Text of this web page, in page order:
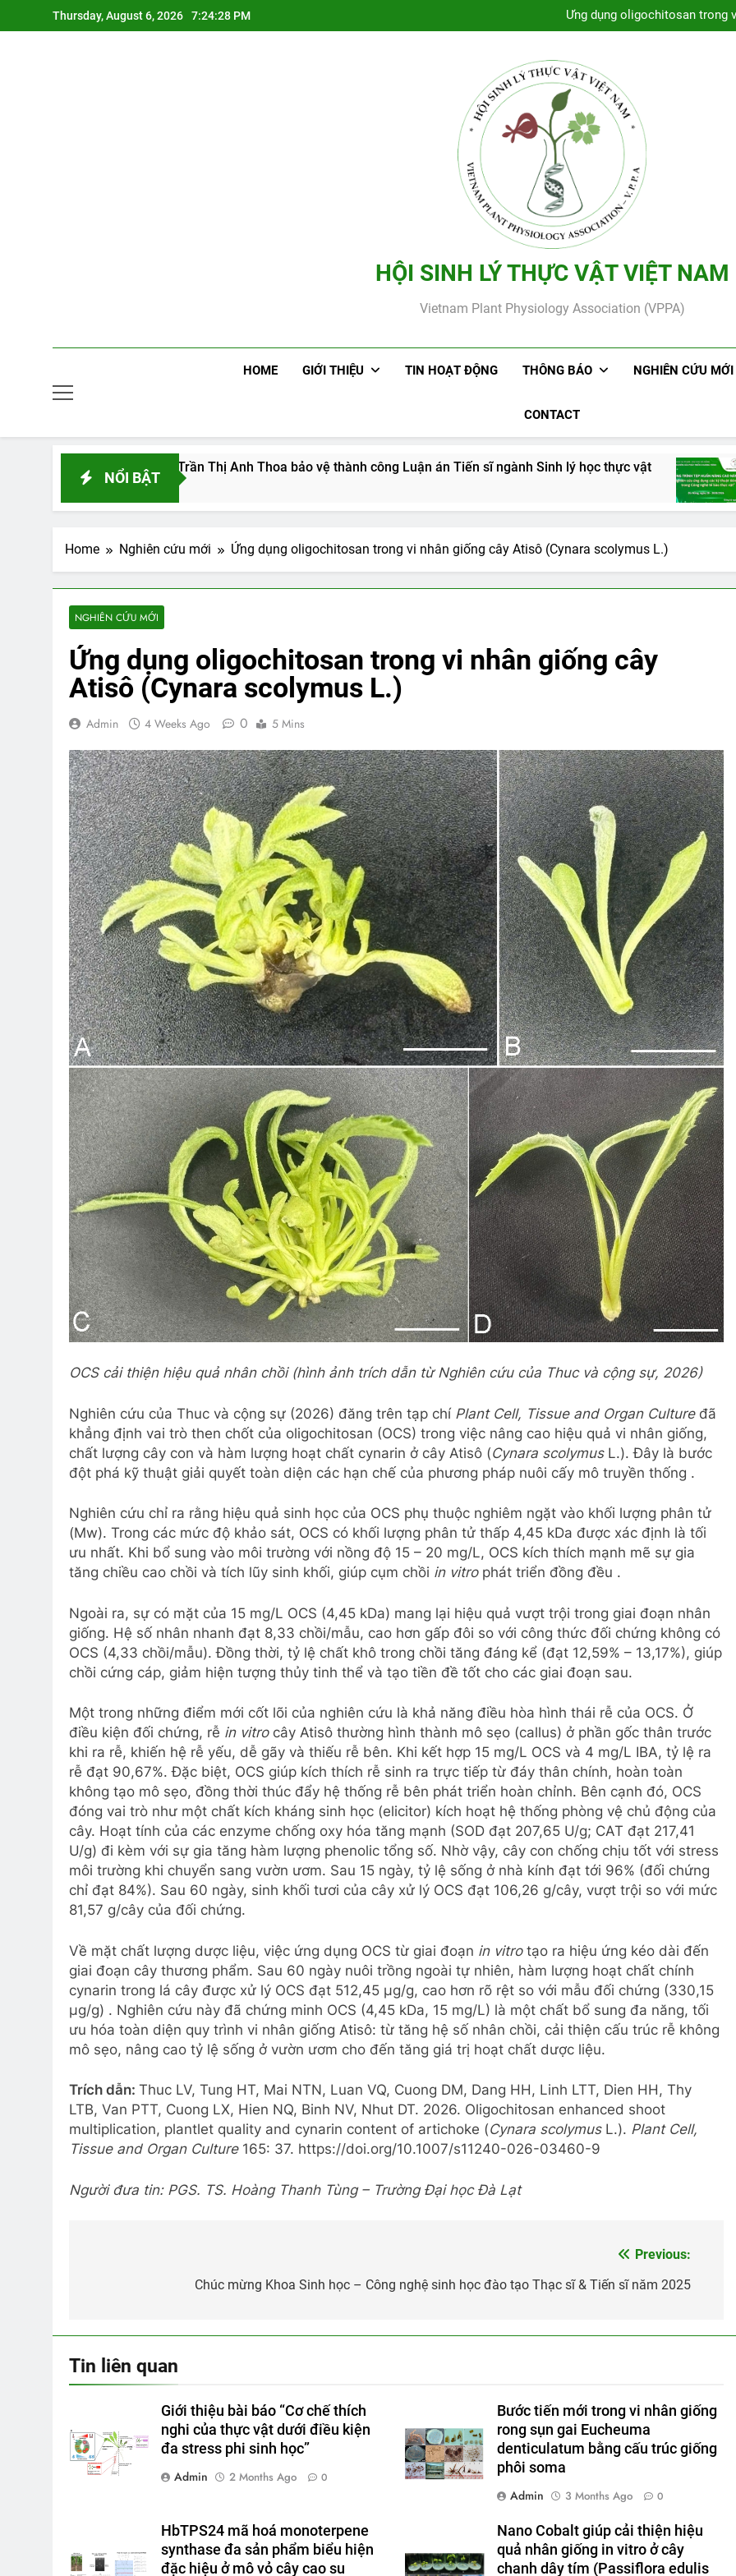
to
Thursday, August 6, 2026 7:24:29 PM
Ứng dụng oligochitosan trong
Chúc mừng Khoa Sinh học –
Thông báo lớp tập huấn
Ứng dụng oligochitosan trong
Chúc mừng Khoa Sinh học –
Chúc mừng NCS Trần
Thông báo lớp tập huấn
HỘI SINH LÝ THỰC VẬT VIỆT NAM
Vietnam Plant Physiology Association (VPPA)
HOME GIỚI THIỆU TIN HOẠT ĐỘNG THÔNG BÁO NGHIÊN CỨU MỚI
CONTACT
NỔI BẬT
mừng NCS Trần Thị Anh Thoa bảo vệ thành công Luận án Tiến sĩ ngành Sinh lý học thực vật Thông
2 Months Ago
Home Nghiên cứu mới Ứng dụng oligochitosan trong vi nhân giống cây Atisô (Cynara scolymus L.)
NGHIÊN CỨU MỚI
Ứng dụng oligochitosan trong vi nhân giống cây
Atisô (Cynara scolymus L.)
Admin 4 Weeks Ago 0 5 Mins
OCS cải thiện hiệu quả nhân chồi (hình ảnh trích dẫn từ Nghiên cứu của Thuc và cộng sự, 2026)
Nghiên cứu của Thuc và cộng sự (2026) đăng trên tạp chí Plant Cell, Tissue and Organ Cultuređã
khẳng định vai trò then chốt của oligochitosan (OCS) trong việc nâng cao hiệu quả vi nhân giống,
chất lượng cây con và hàm lượng hoạt chất cynarin ở cây Atisô (Cynara scolymusL.). Đây là bước
đột phá kỹ thuật giải quyết toàn diện các hạn chế của phương pháp nuôi cấy mô truyền thống .
Nghiên cứu chỉ ra rằng hiệu quả sinh học của OCS phụ thuộc nghiêm ngặt vào khối lượng phân tử
(Mw). Trong các mức độ khảo sát, OCS có khối lượng phân tử thấp 4,45 kDa được xác định là tối
ưu nhất. Khi bổ sung vào môi trường với nồng độ 15 – 20 mg/L, OCS kích thích mạnh mẽ sự gia
tăng chiều cao chồi và tích lũy sinh khối, giúp cụm chồi in vitrophát triển đồng đều .
Ngoài ra, sự có mặt của 15 mg/L OCS (4,45 kDa) mang lại hiệu quả vượt trội trong giai đoạn nhân
giống. Hệ số nhân nhanh đạt 8,33 chồi/mẫu, cao hơn gấp đôi so với công thức đối chứng không có
OCS (4,33 chồi/mẫu). Đồng thời, tỷ lệ chất khô trong chồi tăng đáng kể (đạt 12,59% – 13,17%), giúp
chồi cứng cáp, giảm hiện tượng thủy tinh thể và tạo tiền đề tốt cho các giai đoạn sau.
Một trong những điểm mới cốt lõi của nghiên cứu là khả năng điều hòa hình thái rễ của OCS. Ở
điều kiện đối chứng, rễ in vitrocây Atisô thường hình thành mô sẹo (callus) ở phần gốc thân trước
khi ra rễ, khiến hệ rễ yếu, dễ gãy và thiếu rễ bên. Khi kết hợp 15 mg/L OCS và 4 mg/L IBA, tỷ lệ ra
rễ đạt 90,67%. Đặc biệt, OCS giúp kích thích rễ sinh ra trực tiếp từ đáy thân chính, hoàn toàn
không tạo mô sẹo, đồng thời thúc đẩy hệ thống rễ bên phát triển hoàn chỉnh. Bên cạnh đó, OCS
đóng vai trò như một chất kích kháng sinh học (elicitor) kích hoạt hệ thống phòng vệ chủ động của
cây. Hoạt tính của các enzyme chống oxy hóa tăng mạnh (SOD đạt 207,65 U/g; CAT đạt 217,41
U/g) đi kèm với sự gia tăng hàm lượng phenolic tổng số. Nhờ vậy, cây con chống chịu tốt với stress
môi trường khi chuyển sang vườn ươm. Sau 15 ngày, tỷ lệ sống ở nhà kính đạt tới 96% (đối chứng
chỉ đạt 84%). Sau 60 ngày, sinh khối tươi của cây xử lý OCS đạt 106,26 g/cây, vượt trội so với mức
81,57 g/cây của đối chứng.
Về mặt chất lượng dược liệu, việc ứng dụng OCS từ giai đoạn in vitrotạo ra hiệu ứng kéo dài đến
giai đoạn cây thương phẩm. Sau 60 ngày nuôi trồng ngoài tự nhiên, hàm lượng hoạt chất chính
cynarin trong lá cây được xử lý OCS đạt 512,45 µg/g, cao hơn rõ rệt so với mẫu đối chứng (330,15
µg/g) . Nghiên cứu này đã chứng minh OCS (4,45 kDa, 15 mg/L) là một chất bổ sung đa năng, tối
ưu hóa toàn diện quy trình vi nhân giống Atisô: từ tăng hệ số nhân chồi, cải thiện cấu trúc rễ không
mô sẹo, nâng cao tỷ lệ sống ở vườn ươm cho đến tăng giá trị hoạt chất dược liệu.
Trích dẫn: Thuc LV, Tung HT, Mai NTN, Luan VQ, Cuong DM, Dang HH, Linh LTT, Dien HH, Thy
LTB, Van PTT, Cuong LX, Hien NQ, Binh NV, Nhut DT. 2026. Oligochitosan enhanced shoot
multiplication, plantlet quality and cynarin content of artichoke (Cynara scolymusL.). Plant Cell,
Tissue and Organ Culture165: 37. https://doi.org/10.1007/s11240-026-03460-9
Người đưa tin: PGS. TS. Hoàng Thanh Tùng – Trường Đại học Đà Lạt
Previous:
Chúc mừng Khoa Sinh học – Công nghệ sinh học đào tạo Thạc sĩ & Tiến sĩ năm 2025
Tin liên quan
Giới thiệu bài báo “Cơ chế thích
nghi của thực vật dưới điều kiện
đa stress phi sinh học”
Admin
2 Months Ago 0
Bước tiến mới trong vi nhân giống
rong sụn gai Eucheuma
denticulatum bằng cấu trúc giống
phôi soma
Admin
3 Months Ago 0
HbTPS24 mã hoá monoterpene
synthase đa sản phẩm biểu hiện
đặc hiệu ở mô vỏ cây cao su
Nano Cobalt giúp cải thiện hiệu
quả nhân giống in vitro ở cây
chanh dây tím (Passiflora edulis